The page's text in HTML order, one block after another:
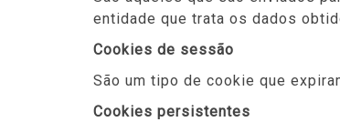
entidade que trata os dados
Cookies de sessão
São um tipo de cookie que
Cookies persistentes